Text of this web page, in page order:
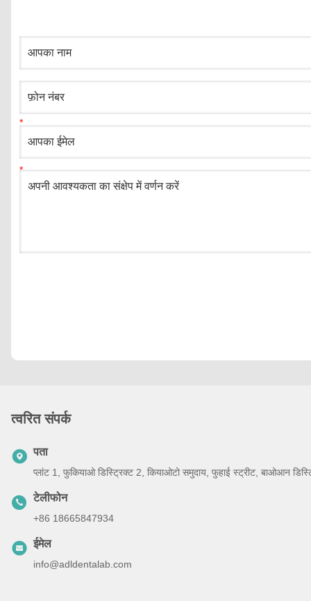
त्वरित संपर्क
पता
प्लांट 1, फुकियाओ डिस्ट्रिक्ट 2, कियाओटो समुदाय, फुहाई स्ट्रीट, बाओआन
टेलीफोन
+86 18665847934
ईमेल
info@adldentalab.com